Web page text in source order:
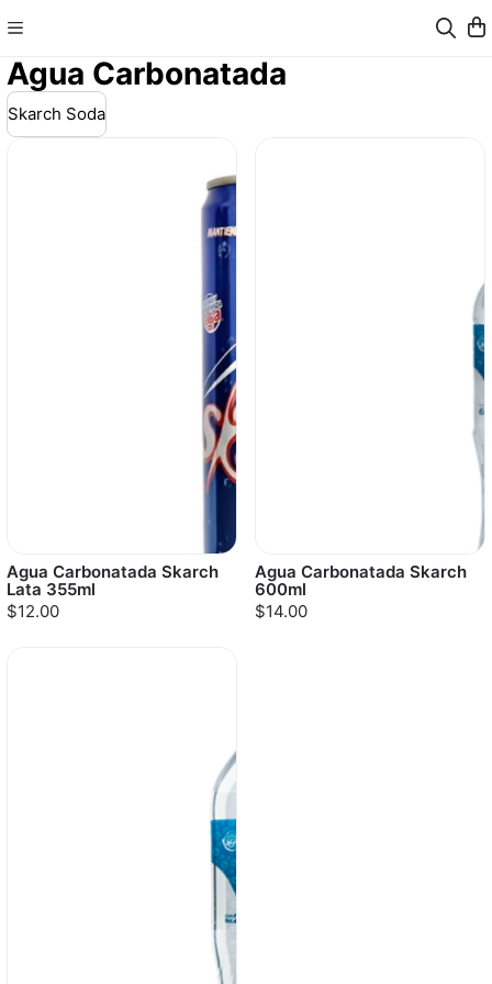
Agua Carbonatada
Skarch Soda
Agua Carbonatada Skarch
Lata 355ml
$12.00
Agua Carbonatada Skarch
600ml
$14.00